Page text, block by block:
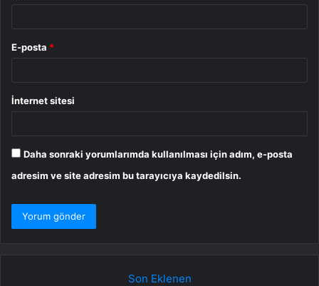
E-posta *
İnternet sitesi
Daha sonraki yorumlarımda kullanılması için adım, e-posta
adresim ve site adresim bu tarayıcıya kaydedilsin.
Son Eklenen